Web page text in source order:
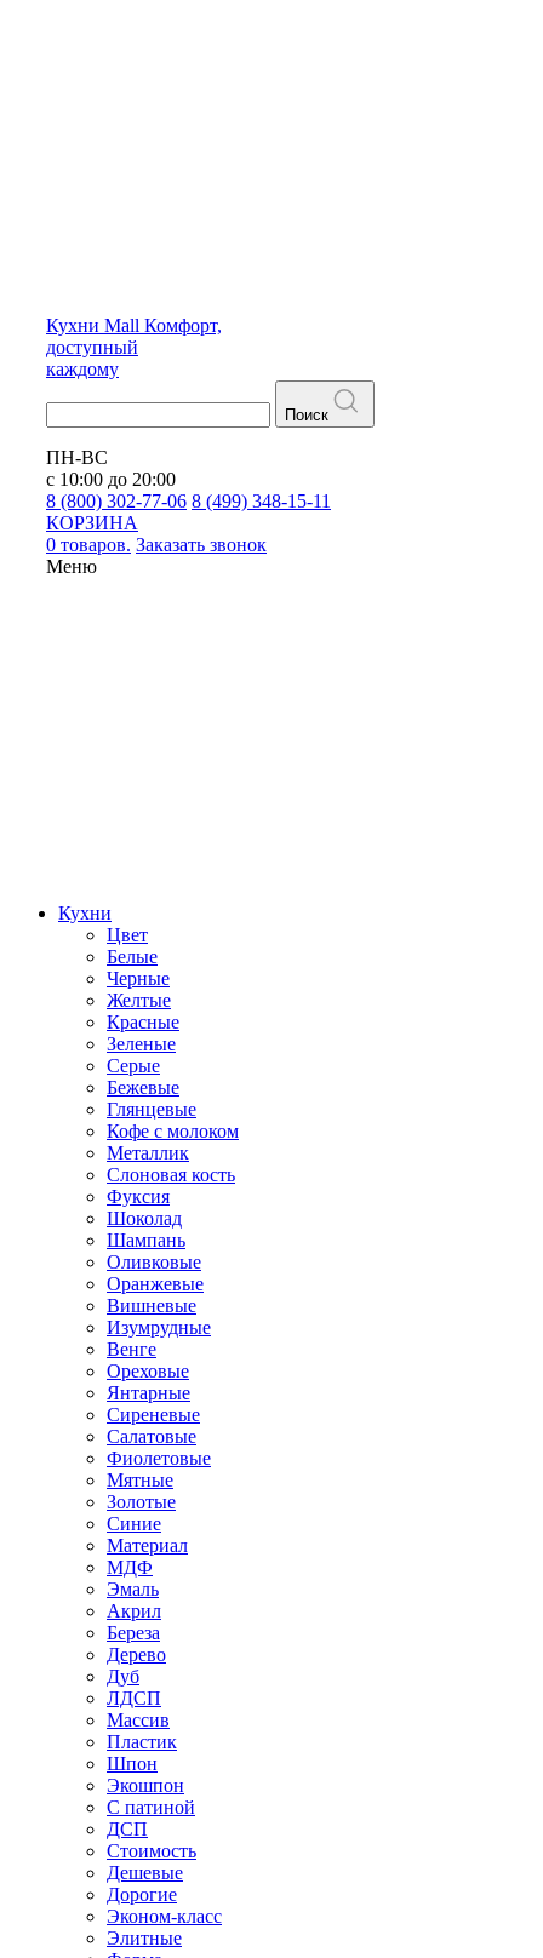
Кухни Mall Комфорт,
доступный
каждому
Поиск
ПН-ВС
с 10:00 до 20:00
8 (800) 302-77-06 8 (499) 348-15-11
КОРЗИНА
0 товаров. Заказать звонок
Меню
Кухни
Цвет
Белые
Черные
Желтые
Красные
Зеленые
Серые
Бежевые
Глянцевые
Кофе с молоком
Металлик
Слоновая кость
Фуксия
Шоколад
Шампань
Оливковые
Оранжевые
Вишневые
Изумрудные
Венге
Ореховые
Янтарные
Сиреневые
Салатовые
Фиолетовые
Мятные
Золотые
Синие
Материал
МДФ
Эмаль
Акрил
Береза
Дерево
Дуб
ЛДСП
Массив
Пластик
Шпон
Экошпон
С патиной
ДСП
Стоимость
Дешевые
Дорогие
Эконом-класс
Элитные